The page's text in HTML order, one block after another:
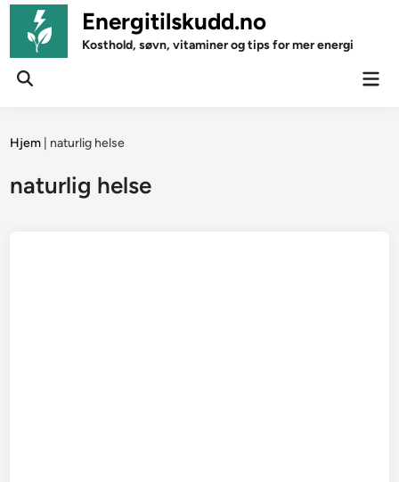
Skip
content
Energitilskudd.no
Kosthold, søvn, vitaminer og tips for mer energi
Open
Hjem naturlig helse
naturlig helse